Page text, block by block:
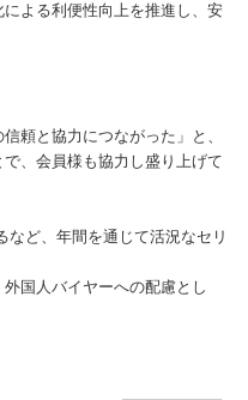
よる利便性向上を推進し、安
頼と協力につながった」と、
、会員様も協力し盛り上げて
ど、年間を通じて活況なセリ
国人バイヤーへの配慮とし